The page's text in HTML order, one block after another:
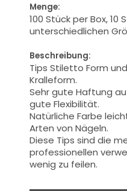
Menge:
100 Stück per Box, 10
unterschiedlichen
Beschreibung:
TipsStiletto Form
Kralleform.
Sehr gute Haftung
gute Flexibilität.
Natürliche Farbe
Arten von Nägeln.
Diese Tips sind die
professionellen
wenig zu feilen.